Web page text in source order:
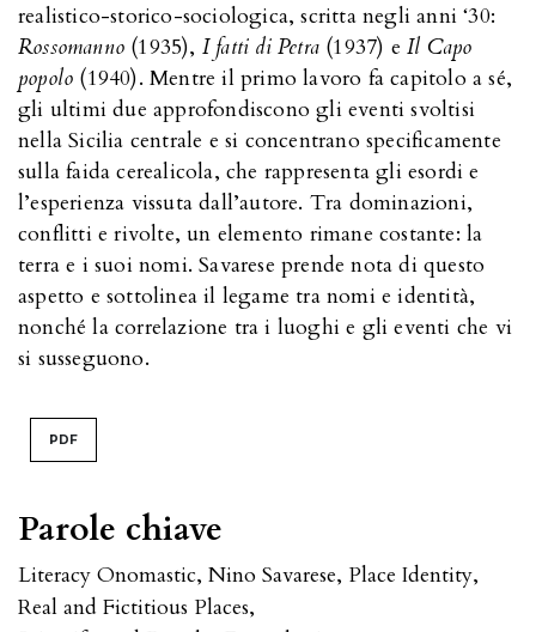
Parole chiave
Literacy Onomastic, Nino Savarese, Place Identity,
Real and Fictitious Places,
realistico-storico-sociologica, scritta negli anni ‘30:
Rossomanno (1935), I fatti di Petra (1937) eIl Capo
popolo (1940). Mentre il primo lavoro fa capitolo a sé,
gli ultimi due approfondiscono gli eventi svoltisi
nella Sicilia centrale e si concentrano specificamente
sulla faida cerealicola, che rappresenta gli esordi e
l’esperienza vissuta dall’autore. Tra dominazioni,
conflitti e rivolte, un elemento rimane costante: la
terra e i suoi nomi. Savarese prende nota di questo
aspetto e sottolinea il legame tra nomi e identità,
nonché la correlazione tra i luoghi e gli eventi che vi
si susseguono.
PDF